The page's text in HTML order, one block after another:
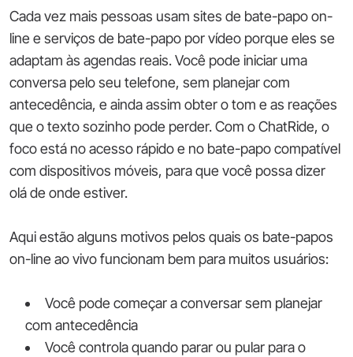
Cada vez mais pessoas usam sites de bate-papo on-
line e serviços de bate-papo por vídeo porque eles se
adaptam às agendas reais. Você pode iniciar uma
conversa pelo seu telefone, sem planejar com
antecedência, e ainda assim obter o tom e as reações
que o texto sozinho pode perder. Com o ChatRide, o
foco está no acesso rápido e no bate-papo compatível
com dispositivos móveis, para que você possa dizer
olá de onde estiver.
Aqui estão alguns motivos pelos quais os bate-papos
on-line ao vivo funcionam bem para muitos usuários:
Você pode começar a conversar sem planejar
com antecedência
Você controla quando parar ou pular para o